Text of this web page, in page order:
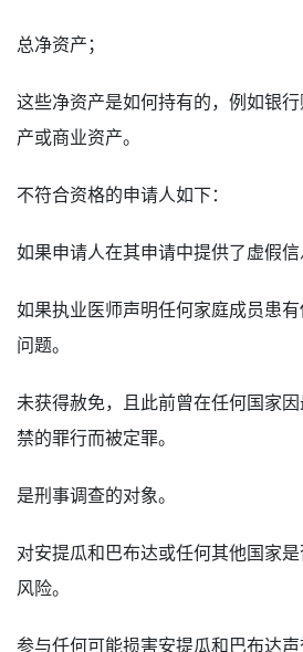
总净资产；
这些净资产是如何持有的，例如银
产或商业资产。
不符合资格的申请人如下：
如果申请人在其申请中提供了虚假信
如果执业医师声明任何家庭成员患
问题。
未获得赦免，且此前曾在任何国家
禁的罪行而被定罪。
是刑事调查的对象。
对安提瓜和巴布达或任何其他国家
风险。
参与任何可能损害安提瓜和巴布达声